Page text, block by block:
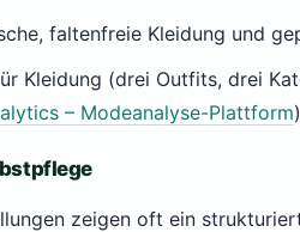
faltenfreie Kleidung und
Kleidung (drei Outfits, drei
– Modeanalyse-Plattform
zeigen oft ein